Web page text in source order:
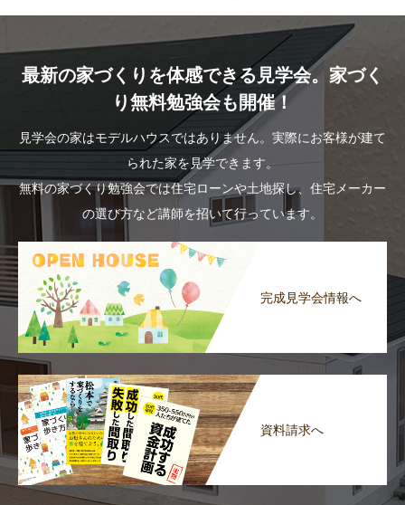
最新の家づくりを体感できる見学会。家づく
り無料勉強会も開催！
見学会の家はモデルハウスではありません。実際にお客様が建て
られた家を見学できます。
無料の家づくり勉強会では住宅ローンや土地探し、住宅メーカー
の選び方など講師を招いて行っています。
完成見学会情報へ
資料請求へ